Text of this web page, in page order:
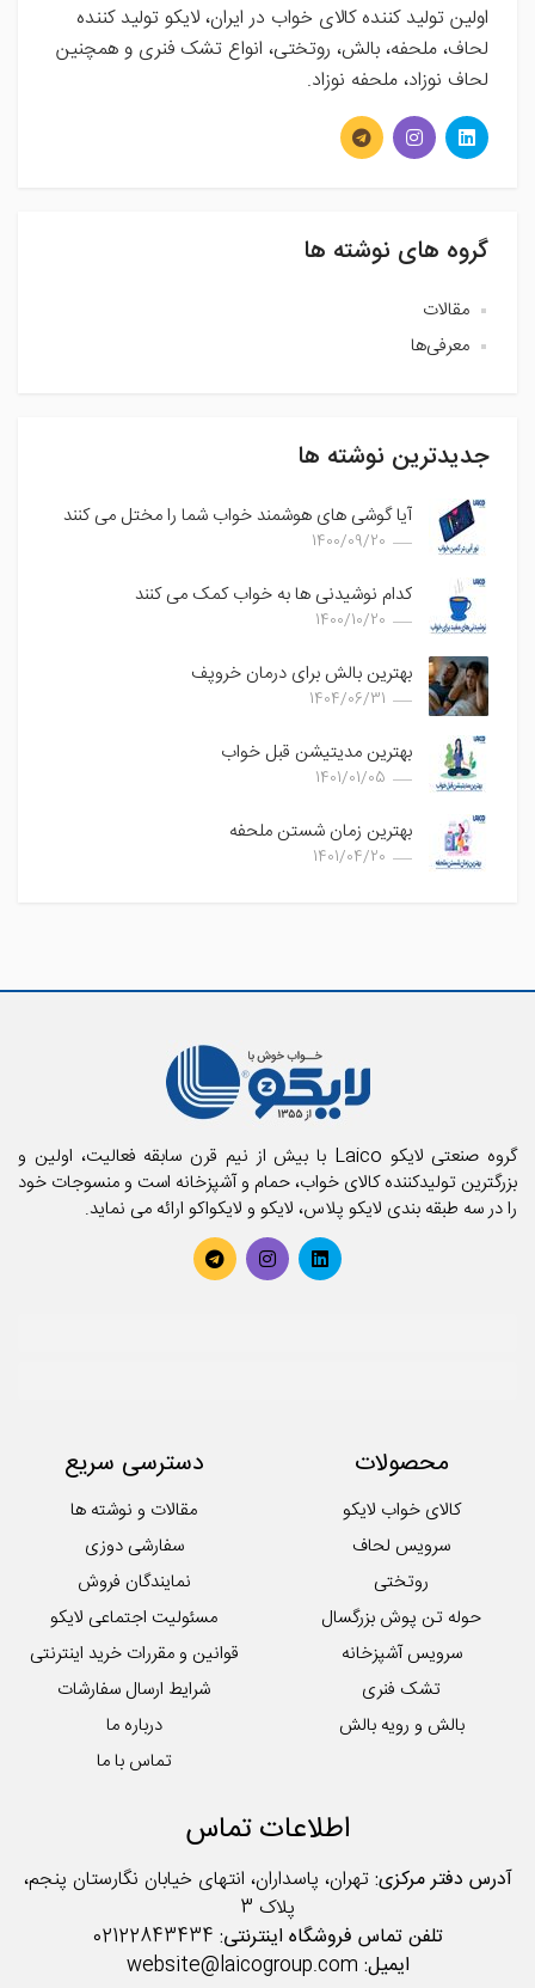
اولین تولید کننده کالای خواب در ایران، لایکو تولید کننده
لحاف، ملحفه، بالش، روتختی، انواع تشک فنری و همچنین
لحاف نوزاد، ملحفه نوزاد.
گروه های نوشته ها
مقالات
معرفی‌ها
جدیدترین نوشته ها
آیا گوشی های هوشمند خواب شما را مختل می کنند
1400/09/20
کدام نوشیدنی ها به خواب کمک می کنند
1400/10/20
بهترین بالش برای درمان خروپف
1404/06/31
بهترین مدیتیشن قبل خواب
1401/01/05
بهترین زمان شستن ملحفه
1401/04/20
گروه صنعتی لایکو Laico با بیش از نیم قرن سابقه فعالیت، اولین و
بزرگترین تولیدکننده کالای خواب، حمام و آشپزخانه است و منسوجات خود
را در سه طبقه بندی لایکو پلاس، لایکو و لایکواکو ارائه می نماید.
محصولات
کالای خواب لایکو
سرویس لحاف
روتختی
حوله تن پوش بزرگسال
سرویس آشپزخانه
تشک فنری
بالش و رویه بالش
دسترسی سریع
مقالات و نوشته ها
سفارشی دوزی
نمایندگان فروش
مسئولیت اجتماعی لایکو
قوانین و مقررات خرید اینترنتی
شرایط ارسال سفارشات
درباره ما
تماس با ما
اطلاعات تماس
آدرس دفتر مرکزی:تهران، پاسداران، انتهای خیابان نگارستان پنجم،
پلاک 3
تلفن تماس فروشگاه اینترنتی:
ایمیل: website@laicogroup.com